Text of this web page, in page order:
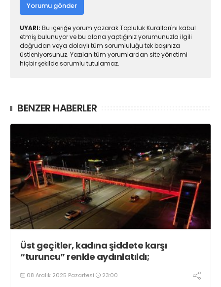
Yorumu gönder
UYARI: Bu içeriğe yorum yazarak Topluluk Kuralları'nı kabul
etmiş bulunuyor ve bu alana yaptığınız yorumunuzla ilgili
doğrudan veya dolaylı tüm sorumluluğu tek başınıza
üstleniyorsunuz. Yazılan tüm yorumlardan site yönetimi
hiçbir şekilde sorumlu tutulamaz.
BENZER HABERLER
Üst geçitler, kadına şiddete karşı
“turuncu” renkle aydınlatıldı;
08 Aralık 2025 Pazartesi 23:00